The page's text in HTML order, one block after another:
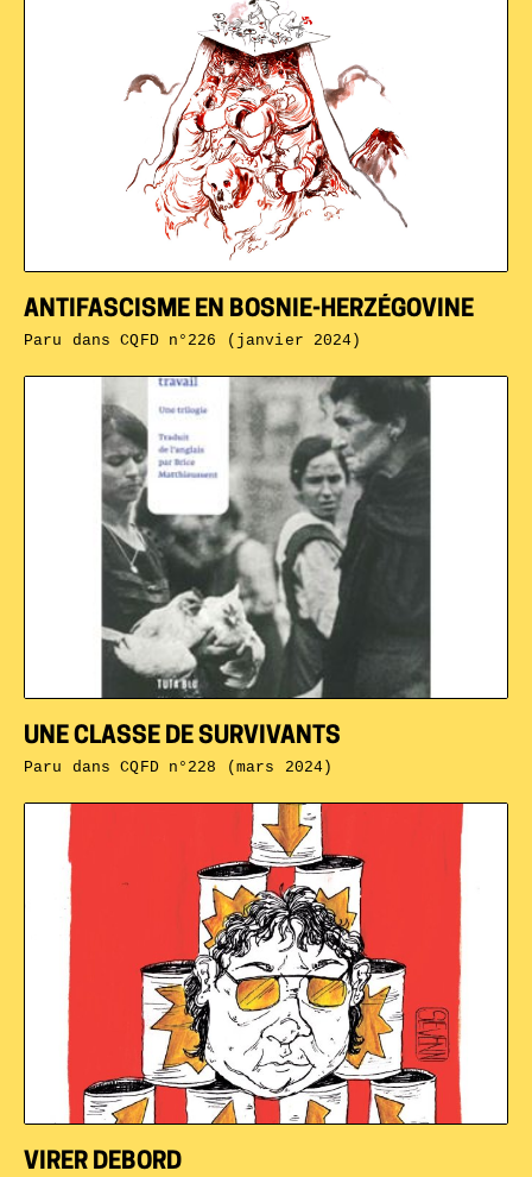
VIRER DEBORD
UNE CLASSE DE SURVIVANTS
Paru dansCQFD n°228 (mars 2024)
ANTIFASCISME EN BOSNIE-HERZÉGOVINE
Paru dansCQFD n°226 (janvier 2024)